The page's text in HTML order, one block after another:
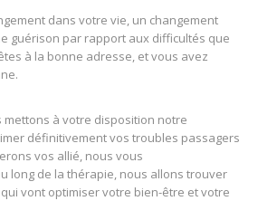
dans votre vie, un changement
guérison par rapport aux difficultés que
à la bonne adresse, et vous avez
mettons à votre disposition notre
définitivement vos troubles passagers
vos allié, nous vous
long de la thérapie, nous allons trouver
vont optimiser votre bien-être et votre